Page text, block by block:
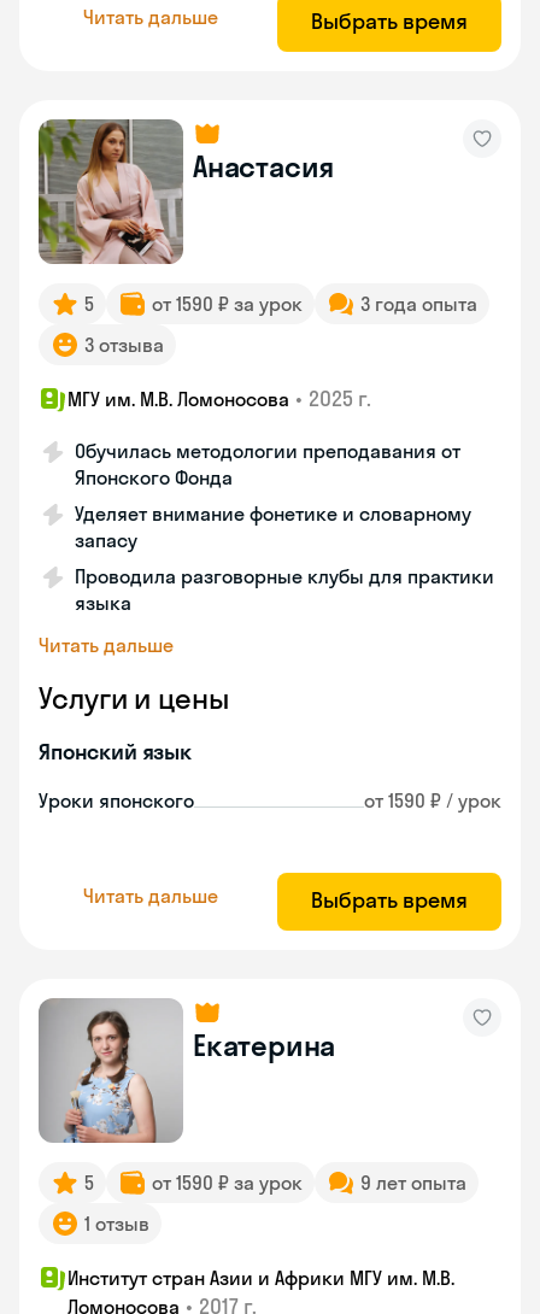
Читать дальше Выбрать время
Анастасия
5 от 1590 ₽ за урок
3 года опыта
3 отзыва
МГУ им. М.В. Ломоносова • 2025 г.
Обучилась методологии преподавания от
Японского Фонда
Уделяет внимание фонетике и словарному
запасу
Проводила разговорные клубы для практики
языка
Читать дальше
Услуги и цены
Японский язык
Уроки японского от 1590 ₽ / урок
Читать дальше Выбрать время
Екатерина
5 от 1590 ₽ за урок
9 лет опыта
1 отзыв
Институт стран Азии и Африки МГУ им. М.В.
Ломоносова • 2017 г.